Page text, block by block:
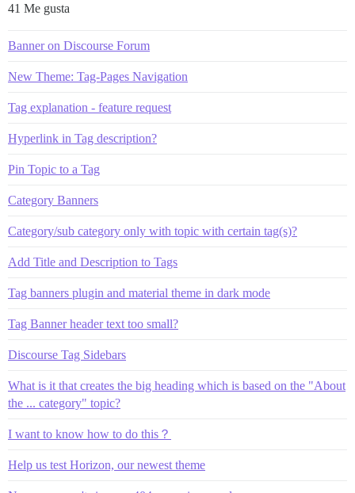
41 Me gusta
Banner on Discourse Forum
New Theme: Tag-Pages Navigation
Tag explanation - feature request
Hyperlink in Tag description?
Pin Topic to a Tag
Category Banners
Category/sub category only with topic with certain tag(s)?
Add Title and Description to Tags
Tag banners plugin and material theme in dark mode
Tag Banner header text too small?
Discourse Tag Sidebars
What is it that creates the big heading which is based on the "About
the ... category" topic?
I want to know how to do this？
Help us test Horizon, our newest theme